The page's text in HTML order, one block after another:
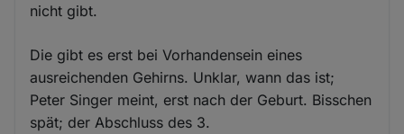
nicht gibt.
Die gibt es erst bei Vorhandensein eines
ausreichenden Gehirns. Unklar, wann das ist;
Peter Singer meint, erst nach der Geburt. Bisschen
spät; der Abschluss des 3.